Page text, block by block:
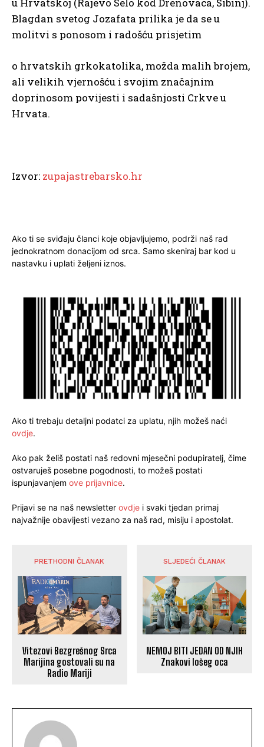
Blagdan svetog Jozafata prilika je da se u
molitvi s ponosom i radošću prisjetim
o hrvatskih grkokatolika, možda malih brojem,
ali velikih vjernošću i svojim značajnim
doprinosom povijesti i sadašnjosti Crkve u
Hrvata.
Izvor: zupajastrebarsko.hr
Ako ti se sviđaju članci koje objavljujemo, podrži naš rad
jednokratnom donacijom od srca. Samo skeniraj bar kod u
nastavku i uplati željeni iznos.
Ako ti trebaju detaljni podatci za uplatu, njih možeš naći
ovdje.
Ako pak želiš postati naš redovni mjesečni podupiratelj, čime
ostvaruješ posebne pogodnosti, to možeš postati
ispunjavanjem ove prijavnice.
Prijavi se na naš newsletter ovdje i svaki tjedan primaj
najvažnije obavijesti vezano za naš rad, misiju i apostolat.
PRETHODNI ČLANAK
Vitezovi Bezgrešnog Srca
Marijina gostovali su na
Radio Mariji
SLJEDEĆI ČLANAK
NEMOJ BITI JEDAN OD NJIH
Znakovi lošeg oca